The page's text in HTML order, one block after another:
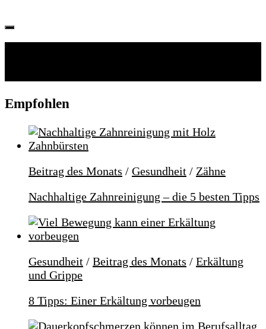
Empfohlen
Beitrag des Monats / Gesundheit / Zähne
Nachhaltige Zahnreinigung – die 5 besten Tipps
Gesundheit / Beitrag des Monats / Erkältung
und Grippe
8 Tipps: Einer Erkältung vorbeugen